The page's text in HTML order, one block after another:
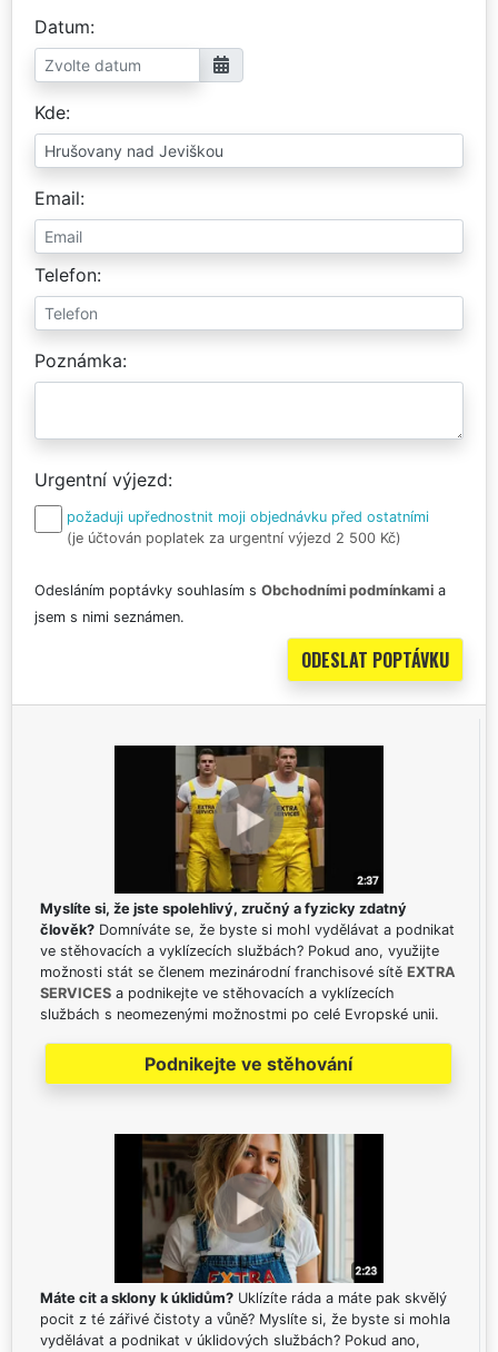
Datum
Kde
Email
Telefon
Poznámka
Urgentní výjezd
požaduji upřednostnit moji objednávku před ostatními
(je účtován poplatek za urgentní výjezd 2 500 Kč)
Odesláním poptávky souhlasím s Obchodními podmínkami a
jsem s nimi seznámen.
Myslíte si, že jste spolehlivý, zručný a fyzicky zdatný
člověk? Domníváte se, že byste si mohl vydělávat a podnikat
ve stěhovacích a vyklízecích službách? Pokud ano, využijte
možnosti stát se členem mezinárodní franchisové sítě EXTRA
SERVICES a podnikejte ve stěhovacích a vyklízecích
službách s neomezenými možnostmi po celé Evropské unii.
Podnikejte ve stěhování
Máte cit a sklony k úklidům? Uklízíte ráda a máte pak skvělý
pocit z té zářivé čistoty a vůně? Myslíte si, že byste si mohla
vydělávat a podnikat v úklidových službách? Pokud ano,